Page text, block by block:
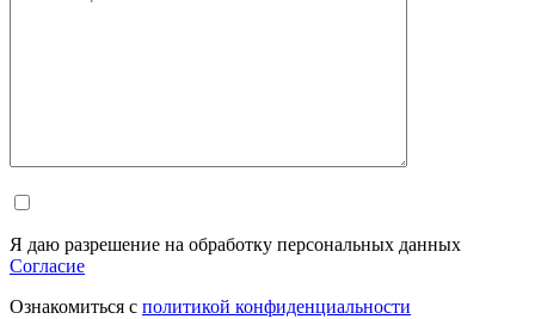
Я даю разрешение на обработку персональных данных
Согласие
Ознакомиться с политикой конфиденциальности